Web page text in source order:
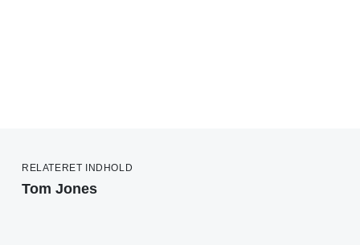
RELATERET INDHOLD
Tom Jones